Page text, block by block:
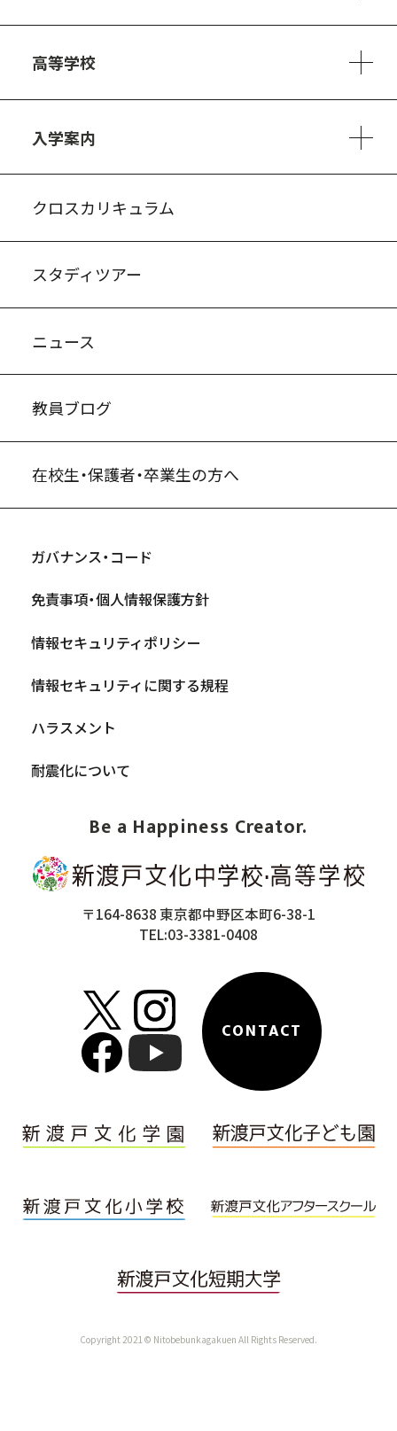
Be a Happiness Creator.
〒164-8638 東京都中野区本町6-38-1
TEL:03-3381-0408
CONTACT
高等学校
入学案内
クロスカリキュラム
スタディツアー
ニュース
教員ブログ
在校生・保護者・卒業生の方へ
ガバナンス・コード
免責事項・個人情報保護方針
情報セキュリティポリシー
情報セキュリティに関する規程
ハラスメント
耐震化について
Copyright 2021© Nitobebunkagakuen All Rights Reserved.